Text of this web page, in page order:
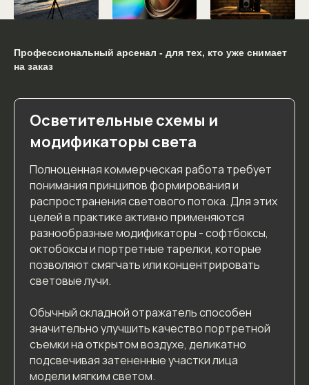
Профессиональный арсенал - для тех, кто уже снимает
на заказ
Осветительные схемы и
модификаторы света
Полноценная коммерческая работа требует
понимания принципов формирования и
распространения светового потока. Для этих
целей в практике активно применяются
разнообразные модификаторы - софтбоксы,
октобоксы и портретные тарелки, которые
позволяют смягчать или концентрировать
световые лучи.
Обычный складной отражатель способен
значительно улучшить качество портретной
съемки на открытом воздухе, деликатно
подсвечивая затененные участки лица
модели мягким светом.